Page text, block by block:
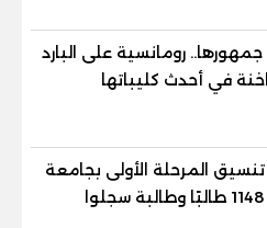
جمهورها.. رومانسية على البارد
في أحدث كليباتها
المرحلة الأولى بجامعة
بني سويف.. 1148 طالبًا وطالبة سجلوا